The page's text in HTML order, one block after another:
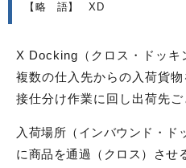
【略 語】
XD
X Docking（クロス・ドッキ
複数の仕入先からの入荷貨
接仕分け作業に回し出荷先
入荷場所（インバウンド・ド
に商品を通過（クロス）させ